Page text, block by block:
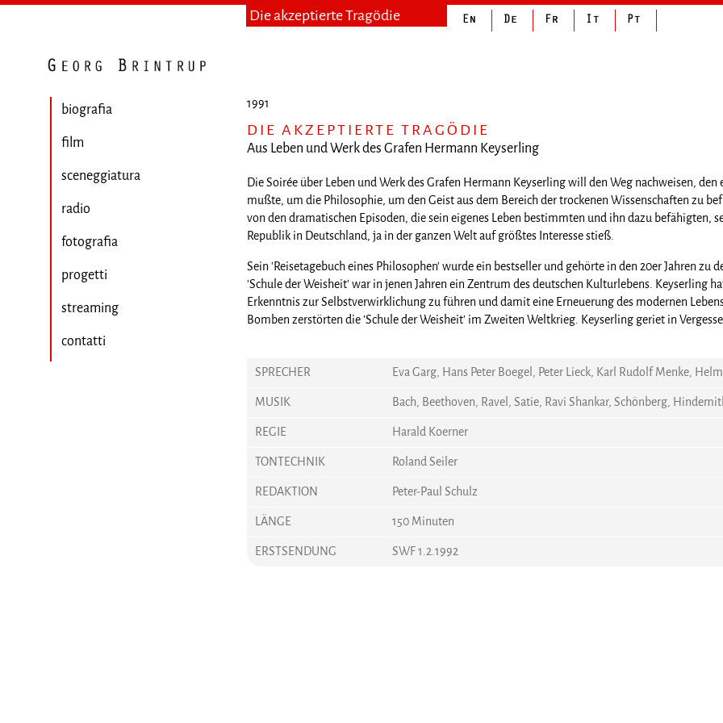
Die akzeptierte Tragödie
biografia
film
sceneggiatura
radio
fotografia
progetti
streaming
contatti
1991
DIE AKZEPTIERTE TRAGÖDIE
Aus Leben und Werk des Grafen Hermann Keyserling
Die Soirée über Leben und Werk des Grafen Hermann Keyserling will den Weg nachweisen,
mußte, um die Philosophie, um den Geist aus dem Bereich der trockenen Wissenschaften zu
von den dramatischen Episoden, die sein eigenes Leben bestimmten und ihn dazu befähigten,
Republik in Deutschland, ja in der ganzen Welt auf größtes Interesse stieß.
Sein 'Reisetagebuch eines Philosophen' wurde ein bestseller und gehörte in den 20er Jahren
'Schule der Weisheit' war in jenen Jahren ein Zentrum des deutschen Kulturlebens. Keyserling
Erkenntnis zur Selbstverwirklichung zu führen und damit eine Erneuerung des modernen
Bomben zerstörten die 'Schule der Weisheit' im Zweiten Weltkrieg. Keyserling geriet in
SPRECHER
Eva Garg, Hans Peter Boegel, Peter Lieck, Karl Rudolf Menke,
MUSIK
Bach, Beethoven, Ravel, Satie, Ravi Shankar, Schönberg,
REGIE
Harald Koerner
TONTECHNIK
Roland Seiler
REDAKTION
Peter-Paul Schulz
LÄNGE
150 Minuten
ERSTSENDUNG
SWF 1.2.1992